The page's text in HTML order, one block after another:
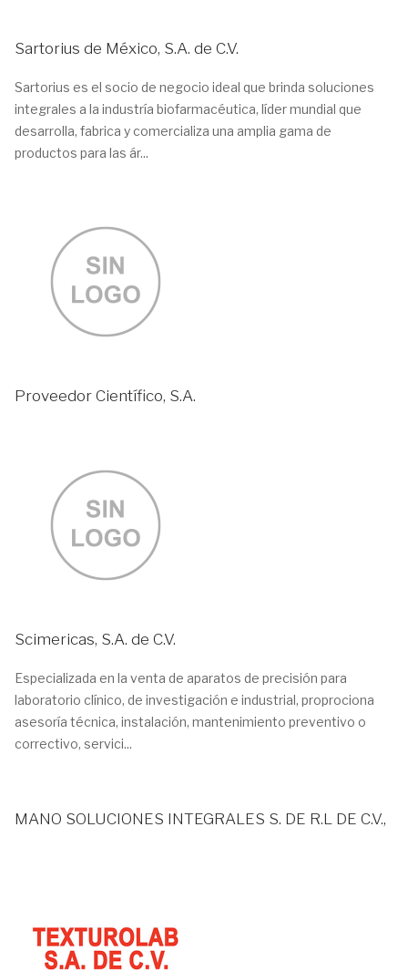
Sartorius de México, S.A. de C.V.
Sartorius es el socio de negocio ideal que brinda soluciones
integrales a la industría biofarmacéutica, líder mundial que
desarrolla, fabrica y comercializa una amplia gama de
productos para las ár...
Proveedor Científico, S.A.
Scimericas, S.A. de C.V.
Especializada en la venta de aparatos de precisión para
laboratorio clínico, de investigación e industrial, proprociona
asesoría técnica, instalación, mantenimiento preventivo o
correctivo, servici...
MANO SOLUCIONES INTEGRALES S. DE R.L DE C.V.,